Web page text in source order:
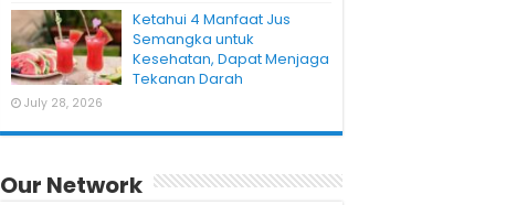
Ketahui 4 Manfaat Jus
Semangka untuk
Kesehatan, Dapat Menjaga
Tekanan Darah
July 28, 2026
Our Network